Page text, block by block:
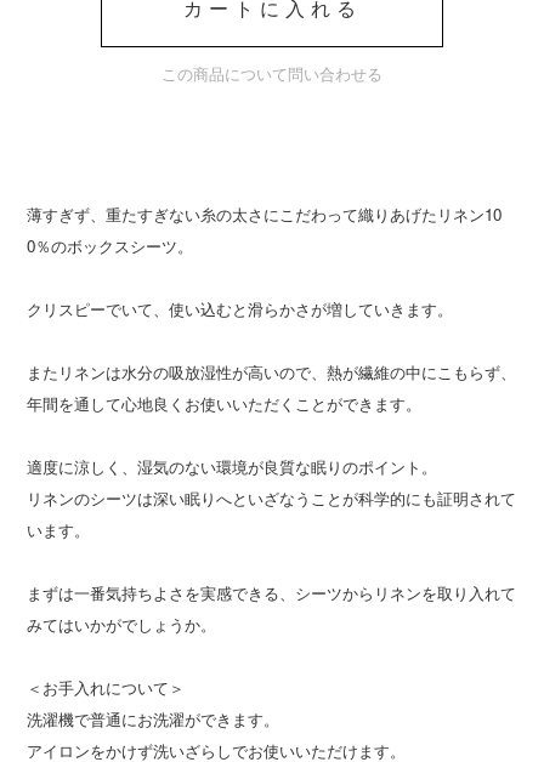
カートに入れる
この商品について問い合わせる
薄すぎず、重たすぎない糸の太さにこだわって織りあげたリネン10
0％のボックスシーツ。
クリスピーでいて、使い込むと滑らかさが増していきます。
またリネンは水分の吸放湿性が高いので、熱が繊維の中にこもらず、
年間を通して心地良くお使いいただくことができます。
適度に涼しく、湿気のない環境が良質な眠りのポイント。
リネンのシーツは深い眠りへといざなうことが科学的にも証明されて
います。
まずは一番気持ちよさを実感できる、シーツからリネンを取り入れて
みてはいかがでしょうか。
＜お手入れについて＞
洗濯機で普通にお洗濯ができます。
アイロンをかけず洗いざらしでお使いいただけます。